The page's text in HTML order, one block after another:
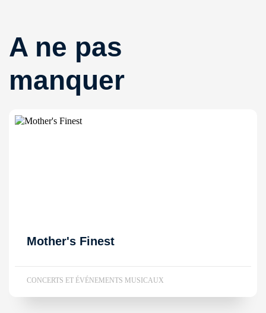
A ne pas
manquer
Mother's Finest
CONCERTS ET ÉVÉNEMENTS MUSICAUX